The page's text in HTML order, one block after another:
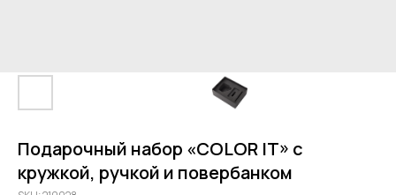
Подарочный набор «COLOR IT» c
кружкой, ручкой и повербанком